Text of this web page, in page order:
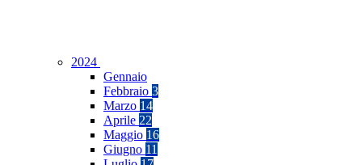
2024
Gennaio
Febbraio 3
Marzo 14
Aprile 22
Maggio 16
Giugno 11